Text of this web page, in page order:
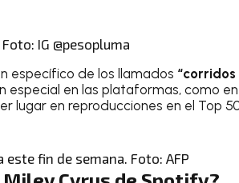
IG @pesopluma
específico de los llamados
especial en las plataformas, como en
lugar en reproducciones en el Top
este fin de semana. Foto: AFP